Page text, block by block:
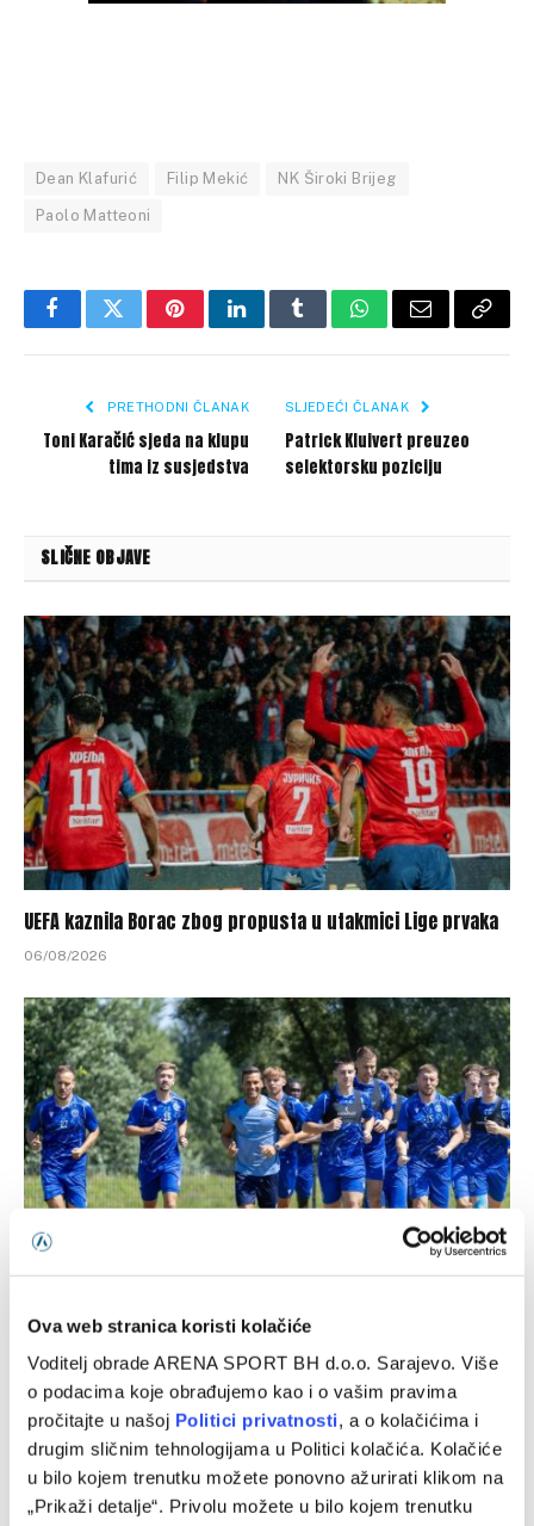
Ova web stranica koristi kolačiće
Voditelj obrade ARENA SPORT BH d.o.o. Sarajevo. Više
o podacima koje obrađujemo kao i o vašim pravima
pročitajte u našoj Politici privatnosti, a o kolačićima i
drugim sličnim tehnologijama u Politici kolačića. Kolačiće
u bilo kojem trenutku možete ponovno ažurirati klikom na
„Prikaži detalje“. Privolu možete u bilo kojem trenutku
Dean Klafurić Filip Mekić NK Široki Brijeg
Paolo Matteoni
FacebookTwitterPinterestLinkedInTumblrWhatsApp
Email Copy
PRETHODNI ČLANAK
Toni Karačić sjeda na klupu
tima iz susjedstva
SLJEDEĆI ČLANAK
Patrick Kluivert preuzeo
selektorsku poziciju
SLIČNE OBJAVE
UEFA kaznila Borac zbog propusta u utakmici Lige prvaka
06/08/2026
sutrašnji meč
06/08/2026